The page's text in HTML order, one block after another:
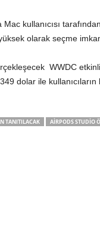
kullanıcısı
olarak seçme
WWDC
dolar ile
TANITILACAK
AIRPODS STUDIO